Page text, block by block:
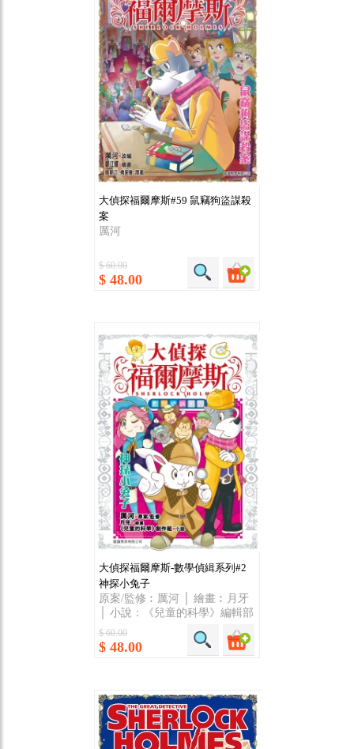
大偵探福爾摩斯#59 鼠竊狗盜謀殺
案
厲河
$ 60.00
$ 48.00
大偵探福爾摩斯-數學偵緝系列#2
神探小兔子
原案/監修︰厲河 │ 繪畫︰月牙
│ 小說：《兒童的科學》編輯部
$ 60.00
$ 48.00